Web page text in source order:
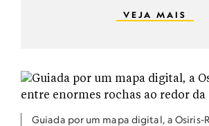
VEJA MAIS
Guiada por um mapa digital, a Osiris-